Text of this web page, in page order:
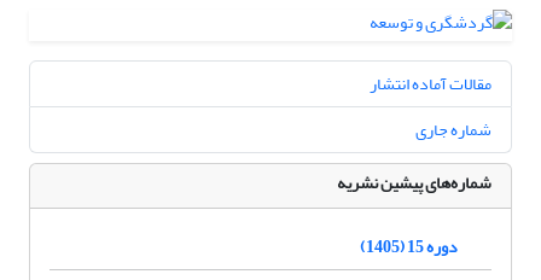
مقالات آماده انتشار
شماره جاری
شماره‌های پیشین نشریه
دوره 15 (1405)